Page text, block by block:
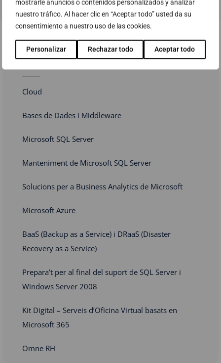
mostrarle anuncios o contenidos personalizados y analizar
nuestro tráfico. Al hacer clic en “Aceptar todo” usted da su
consentimiento a nuestro uso de las cookies.
Personalizar Rechazar todo Aceptar todo
Cloud
Bases de Dades i Middleware
Microsoft SQL Server
Manteniment de Microsoft SQL Server
Solucions per a Business Analytics de Microsoft
Microsoft Azure
BaaS (Backup as a Service) i DRaaS (Disaster
Recovery as a Service)
Prepara’t per al final del suport de SQL Server i
Windows Server 2008
Kit Digital – Serveis d’Oficina Virtual basats en
Microsoft 365
Omne RH